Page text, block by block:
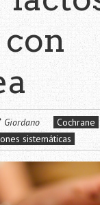
Giordano Cochrane
sistemáticas